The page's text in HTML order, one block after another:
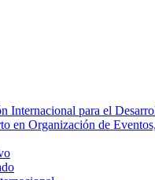
Internacional para el
en Organización de